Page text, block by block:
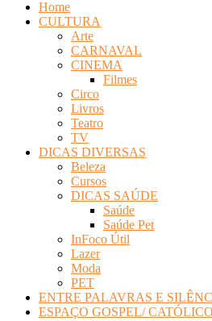
Home
CULTURA
Arte
CARNAVAL
CINEMA
Filmes
Circo
Livros
Teatro
TV
DICAS DIVERSAS
Beleza
Cursos
DICAS SAÚDE
Saúde
Saúde Pet
InFoco Útil
Lazer
Moda
PET
ENTRE PALAVRAS E
ESPAÇO GOSPEL/ CATÓLICO